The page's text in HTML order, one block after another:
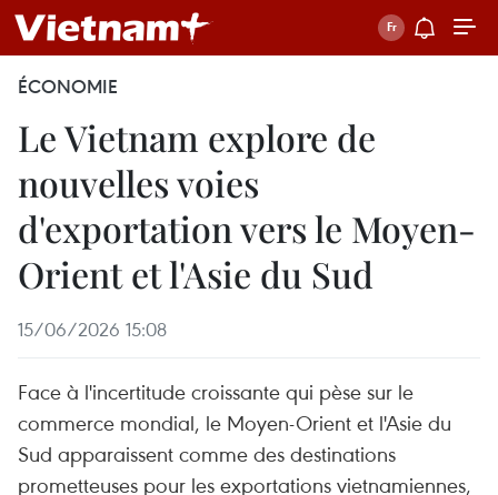
ÉCONOMIE
Le Vietnam explore de
nouvelles voies
d'exportation vers le Moyen-
Orient et l'Asie du Sud
15/06/2026 15:08
Face à l'incertitude croissante qui pèse sur le
commerce mondial, le Moyen-Orient et l'Asie du
Sud apparaissent comme des destinations
prometteuses pour les exportations vietnamiennes,